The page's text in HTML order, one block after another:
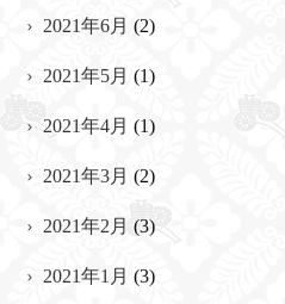
2021年6月 (2)
2021年5月 (1)
2021年4月 (1)
2021年3月 (2)
2021年2月 (3)
2021年1月 (3)